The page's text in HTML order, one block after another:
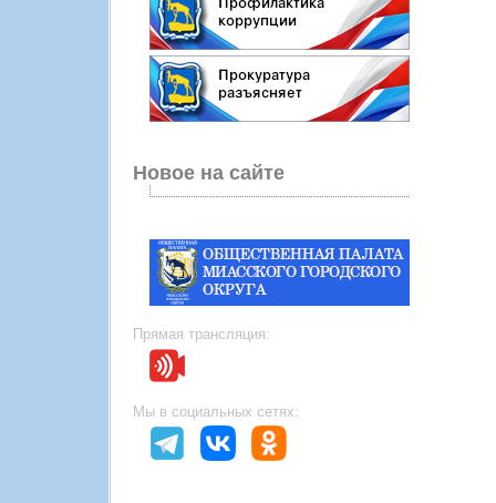
Новое на сайте
Прямая трансляция:
Мы в социальных сетях: